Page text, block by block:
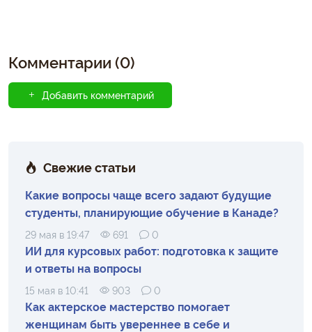
Комментарии (0)
Добавить комментарий
Свежие статьи
Какие вопросы чаще всего задают будущие
студенты, планирующие обучение в Канаде?
29 мая в 19:47 691 0
ИИ для курсовых работ: подготовка к защите
и ответы на вопросы
15 мая в 10:41 903 0
Как актерское мастерство помогает
женщинам быть увереннее в себе и